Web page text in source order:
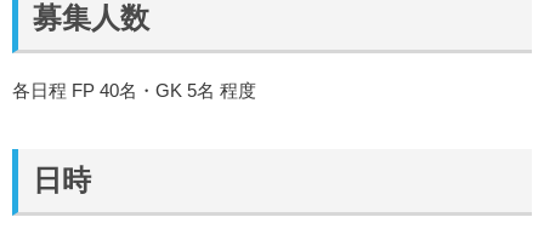
募集人数
各日程 FP 40名・GK 5名 程度
日時